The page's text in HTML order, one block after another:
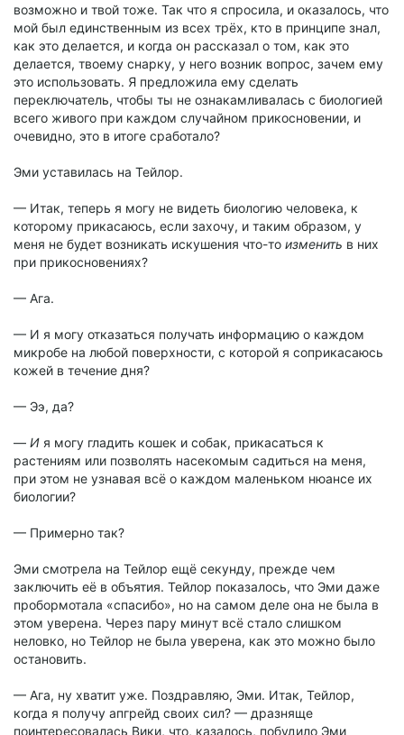
возможно и твой тоже. Так что я спросила, и оказалось, что
мой был единственным из всех трёх, кто в принципе знал,
как это делается, и когда он рассказал о том, как это
делается, твоему снарку, у него возник вопрос, зачем ему
это использовать. Я предложила ему сделать
переключатель, чтобы ты не ознакамливалась с биологией
всего живого при каждом случайном прикосновении, и
очевидно, это в итоге сработало?
Эми уставилась на Тейлор.
— Итак, теперь я могу не видеть биологию человека, к
которому прикасаюсь, если захочу, и таким образом, у
меня не будет возникать искушения что-то изменить в них
при прикосновениях?
— Ага.
— И я могу отказаться получать информацию о каждом
микробе на любой поверхности, с которой я соприкасаюсь
кожей в течение дня?
— Ээ, да?
— И я могу гладить кошек и собак, прикасаться к
растениям или позволять насекомым садиться на меня,
при этом не узнавая всё о каждом маленьком нюансе их
биологии?
— Примерно так?
Эми смотрела на Тейлор ещё секунду, прежде чем
заключить её в объятия. Тейлор показалось, что Эми даже
пробормотала «спасибо», но на самом деле она не была в
этом уверена. Через пару минут всё стало слишком
неловко, но Тейлор не была уверена, как это можно было
остановить.
— Ага, ну хватит уже. Поздравляю, Эми. Итак, Тейлор,
когда я получу апгрейд своих сил? — дразняще
поинтересовалась Вики, что, казалось, побудило Эми